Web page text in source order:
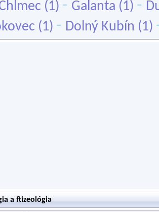
(1) - Galanta (1) -
(1) - Dolný Kubín (1)
a ftizeológia